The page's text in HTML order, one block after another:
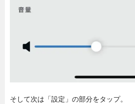
そして次は「設定」の部分をタップ。